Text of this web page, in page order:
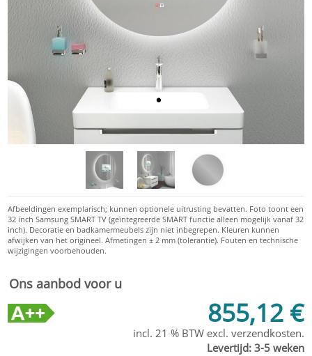
Ons aanbod voor u
855,12 €
incl. 21 % BTW excl. verzendkosten.
Levertijd: 3-5 weken